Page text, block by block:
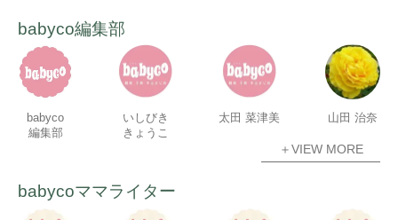
babyco編集部
babyco
編集部
いしびき
きょうこ
太田 菜津美 山田 治奈
＋VIEW MORE
babycoママライター